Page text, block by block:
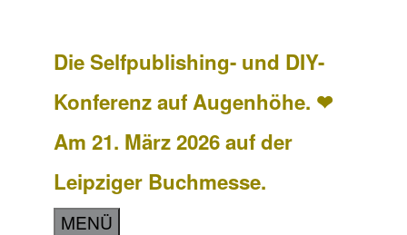
Die Selfpublishing- und DIY-
Konferenz auf Augenhöhe. ❤
Am 21. März 2026 auf der
Leipziger Buchmesse.
MENÜ